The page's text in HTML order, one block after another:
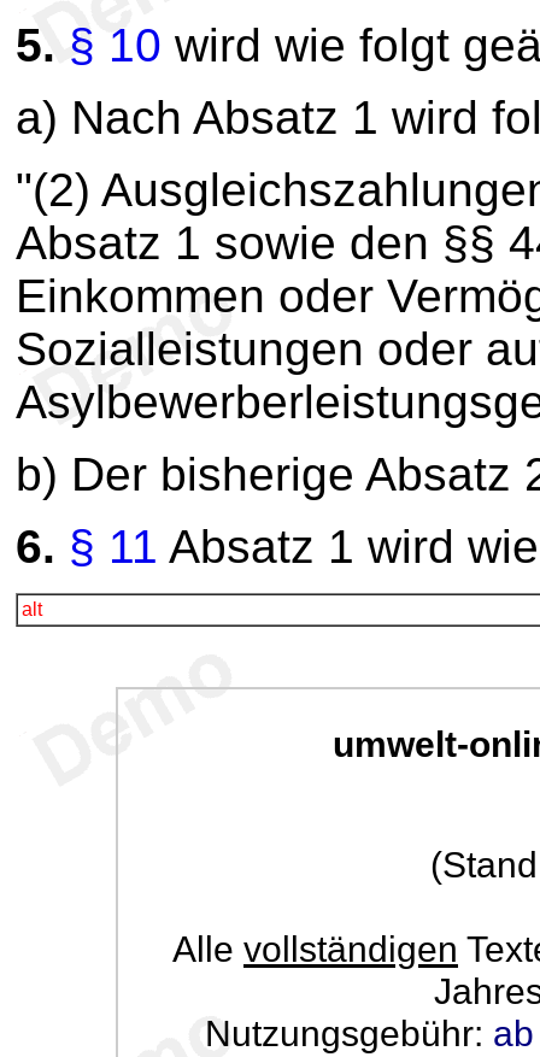
5. § 10 wird wie folgt
a) Nach Absatz 1 wird
"(2)
Absatz 1 sowie den §§
Einkommen oder
Sozialleistungen oder
b) Der bisherige Absatz
6. § 11 Absatz 1 wird
alt
umwelt-
Alle vollständigen
Nutzungsgebühr: